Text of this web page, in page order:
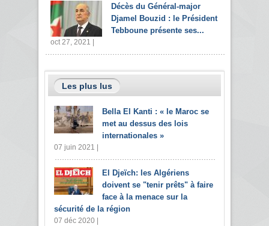
Décès du Général-major
Djamel Bouzid : le Président
Tebboune présente ses...
oct 27, 2021 |
Les plus lus
Bella El Kanti : « le Maroc se
met au dessus des lois
internationales »
07 juin 2021 |
El Djeïch: les Algériens
doivent se "tenir prêts" à faire
face à la menace sur la
sécurité de la région
07 déc 2020 |